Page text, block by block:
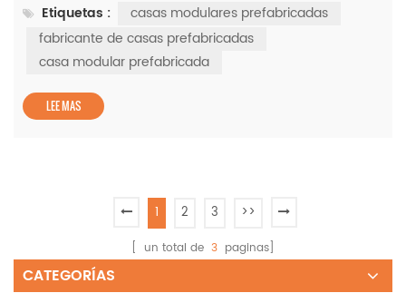
las casas prefabricadas modernas ofrecen una amplia
gama de estilos y opciones de personalización. Los
propietarios pueden elegir entre varios planos de planta,
Etiquetas :
casas modulares prefabricadas
fabricante de casas prefabricadas
casa modular prefabricada
LEE MAS
1 2 3 >>
[ un total de 3 paginas]
CATEGORÍAS